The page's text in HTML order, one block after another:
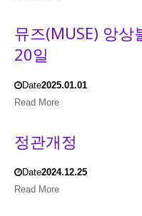
뮤즈(MUSE) 앙
20일
Date2025.01.01
Read More
정관개정
Date2024.12.25
Read More